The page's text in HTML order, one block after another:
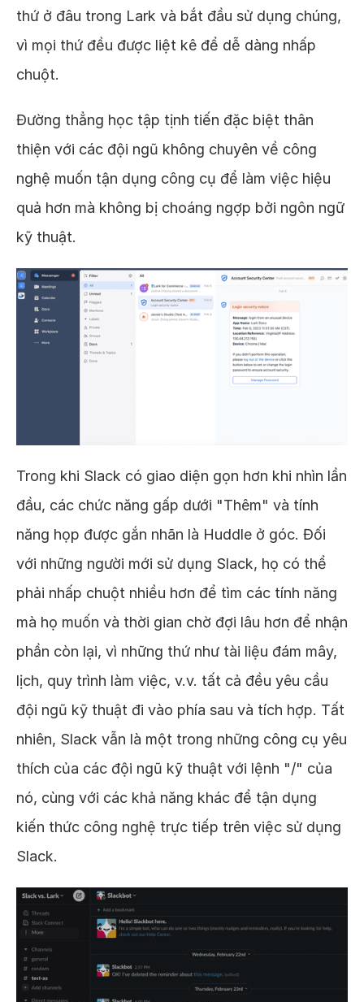
thứ ở đâu trong Lark và bắt đầu sử dụng chúng,
vì mọi thứ đều được liệt kê để dễ dàng nhấp
chuột.
Đường thẳng học tập tịnh tiến đặc biệt thân
thiện với các đội ngũ không chuyên về công
nghệ muốn tận dụng công cụ để làm việc hiệu
quả hơn mà không bị choáng ngợp bởi ngôn ngữ
kỹ thuật.
Trong khi Slack có giao diện gọn hơn khi nhìn lần
đầu, các chức năng gấp dưới "Thêm" và tính
năng họp được gắn nhãn là Huddle ở góc. Đối
với những người mới sử dụng Slack, họ có thể
phải nhấp chuột nhiều hơn để tìm các tính năng
mà họ muốn và thời gian chờ đợi lâu hơn để nhận
phần còn lại, vì những thứ như tài liệu đám mây,
lịch, quy trình làm việc, v.v. tất cả đều yêu cầu
đội ngũ kỹ thuật đi vào phía sau và tích hợp. Tất
nhiên, Slack vẫn là một trong những công cụ yêu
thích của các đội ngũ kỹ thuật với lệnh "/" của
nó, cùng với các khả năng khác để tận dụng
kiến thức công nghệ trực tiếp trên việc sử dụng
Slack.